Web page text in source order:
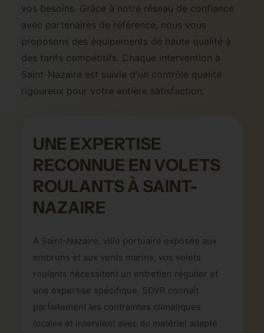
vos besoins. Grâce à notre réseau de confiance
avec partenaires de référence, nous vous
proposons des équipements de haute qualité à
des tarifs compétitifs. Chaque intervention à
Saint-Nazaire est suivie d'un contrôle qualité
rigoureux pour votre entière satisfaction.
UNE EXPERTISE
RECONNUE EN VOLETS
ROULANTS À SAINT-
NAZAIRE
À Saint-Nazaire, ville portuaire exposée aux
embruns et aux vents marins, vos volets
roulants nécessitent un entretien régulier et
une expertise spécifique. SDVR connaît
parfaitement les contraintes climatiques
locales et intervient avec du matériel adapté